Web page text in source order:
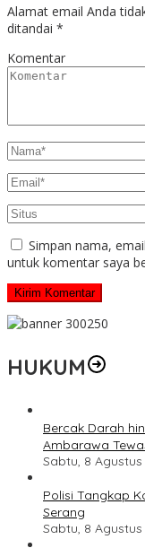
Alamat email Anda
ditandai *
Komentar
Simpan nama,
untuk komentar saya
HUKUM
Bercak Darah
Ambarawa
Sabtu, 8 Agustus
Polisi Tangkap
Serang
Sabtu, 8 Agustus